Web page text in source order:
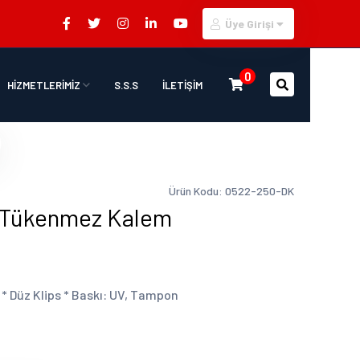
Üye Girişi
HİZMETLERİMİZ S.S.S İLETİŞİM
0
Ürün Kodu: 0522-250-DK
Kalem
Düz Klips * Baskı: UV, Tampon